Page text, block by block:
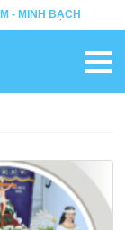
- MINH BẠCH